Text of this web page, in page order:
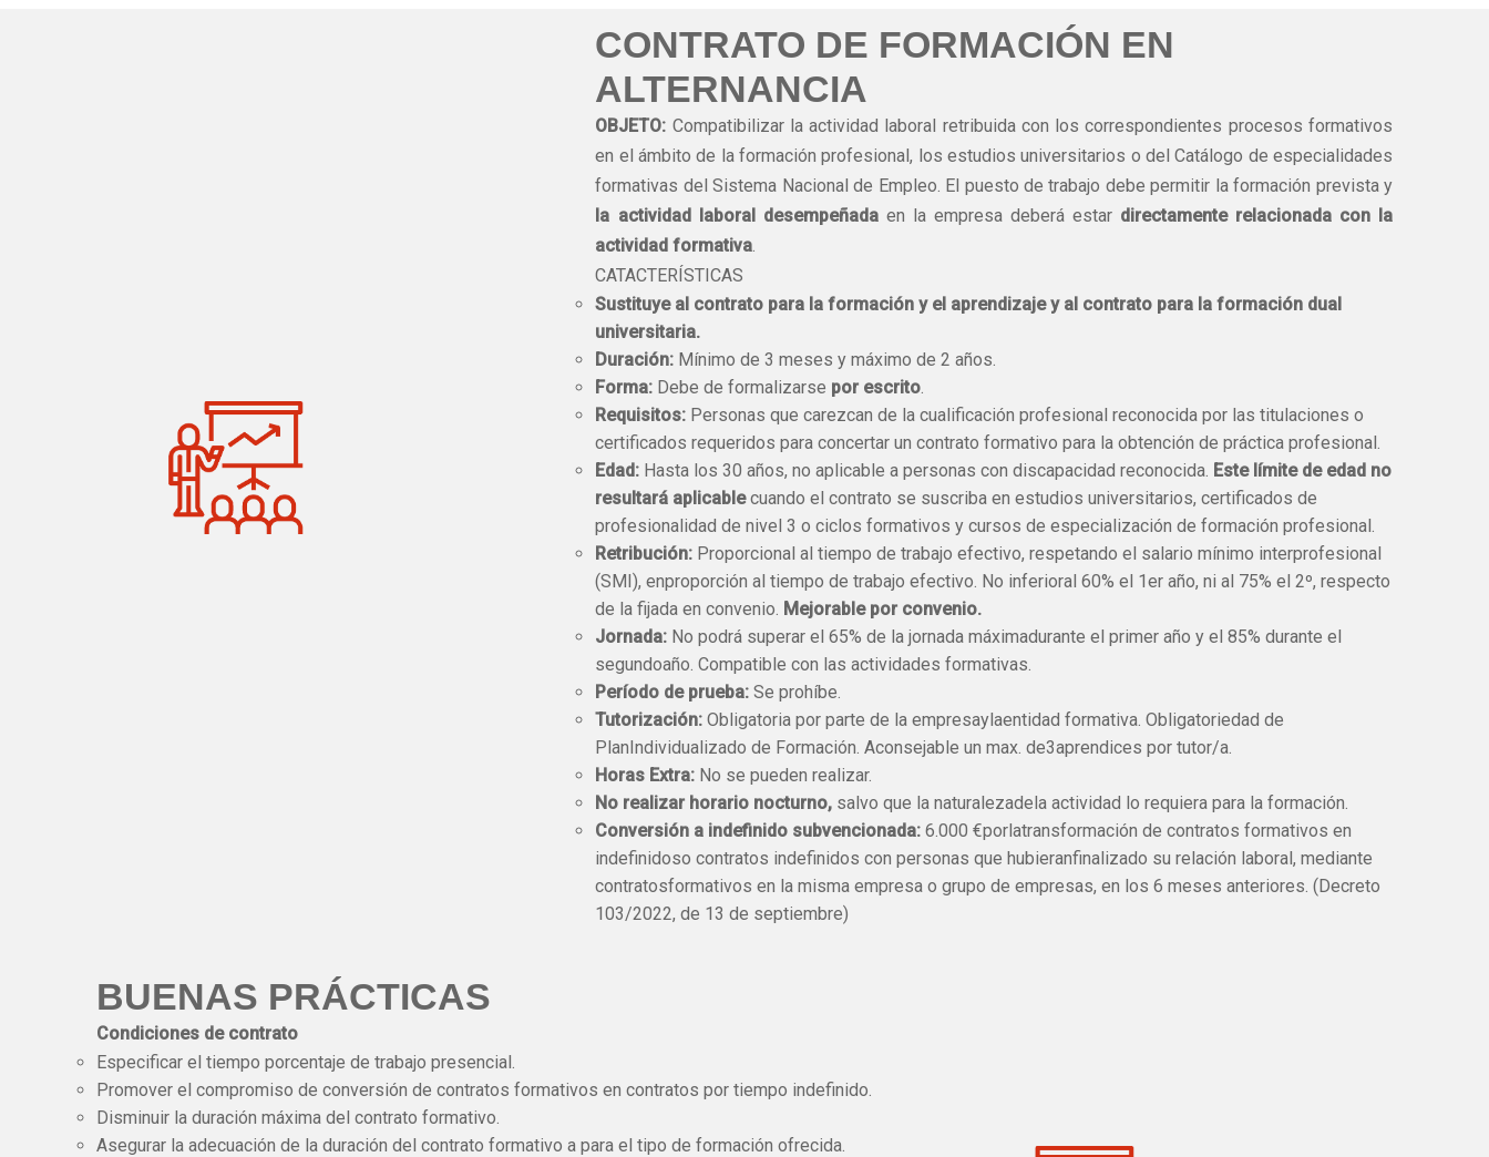
CONTRATO DE FORMACIÓN EN
ALTERNANCIA
OBJETO: Compatibilizar la actividad laboral retribuida con los correspondientes procesos formativos
en el ámbito de la formación profesional, los estudios universitarios o del Catálogo de especialidades
formativas del Sistema Nacional de Empleo. El puesto de trabajo debe permitir la formación prevista y
la actividad laboral desempeñadaen la empresa deberá estar directamente relacionada con la
actividad formativa
CATACTERÍSTICAS
Sustituye al contrato para la formación y el aprendizaje y al contrato para la formación dual
universitaria.
Duración: Mínimo de 3 meses y máximo de 2 años.
Forma: Debe de formalizarse por escrito
Requisitos: Personas que carezcan de la cualificación profesional reconocida por las titulaciones o
certificados requeridos para concertar un contrato formativo para la obtención de práctica profesional.
Edad: Hasta los 30 años, no aplicable a personas con discapacidad reconocida. Este límite de edad no
resultará aplicablecuando el contrato se suscriba en estudios universitarios, certificados de
profesionalidad de nivel 3 o ciclos formativos y cursos de especialización de formación profesional.
Retribución: Proporcional al tiempo de trabajo efectivo, respetando el salario mínimo interprofesional
(SMI), enproporción al tiempo de trabajo efectivo. No inferioral 60% el 1er año, ni al 75% el 2º, respecto
de la fijada en convenio. Mejorable por convenio.
Jornada: No podrá superar el 65% de la jornada máximadurante el primer año y el 85% durante el
segundoaño. Compatible con las actividades formativas.
Período de prueba: Se prohíbe.
Tutorización: Obligatoria por parte de la empresaylaentidad formativa. Obligatoriedad de
PlanIndividualizado de Formación. Aconsejable un max. de3aprendices por tutor/a.
Horas Extra: No se pueden realizar.
No realizar horario nocturno, salvo que la naturalezadela actividad lo requiera para la formación.
Conversión a indefinido subvencionada: 6.000 €porlatransformación de contratos formativos en
indefinidoso contratos indefinidos con personas que hubieranfinalizado su relación laboral, mediante
contratosformativos en la misma empresa o grupo de empresas, en los 6 meses anteriores. (Decreto
103/2022, de 13 de septiembre)
BUENAS PRÁCTICAS
Condiciones de contrato
Especificar el tiempo porcentaje de trabajo presencial.
Promover el compromiso de conversión de contratos formativos en contratos por tiempo indefinido.
Disminuir la duración máxima del contrato formativo.
Asegurar la adecuación de la duración del contrato formativo a para el tipo de formación ofrecida.